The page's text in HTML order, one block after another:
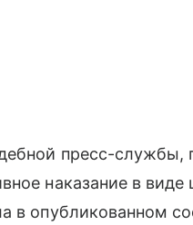
пресс-службы,
наказание в
в опубликованном